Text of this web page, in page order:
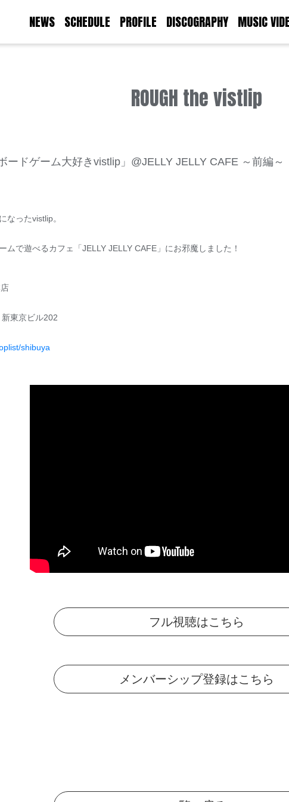
NEWS SCHEDULE PROFILE DISCOGRAPHY MUSIC
ROUGH the vistlip
ードゲーム大好きvistlip」@JELLY JELLY CAFE ～前編～
なったvistlip。
ムで遊べるカフェ「JELLY JELLY CAFE」にお邪魔しました！
東京ビル202
shibuya
フル視聴はこちら
メンバーシップ登録はこちら